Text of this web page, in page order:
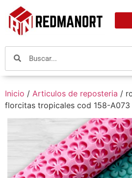
Inicio / Articulos de reposteria /
florcitas tropicales cod 158-A073